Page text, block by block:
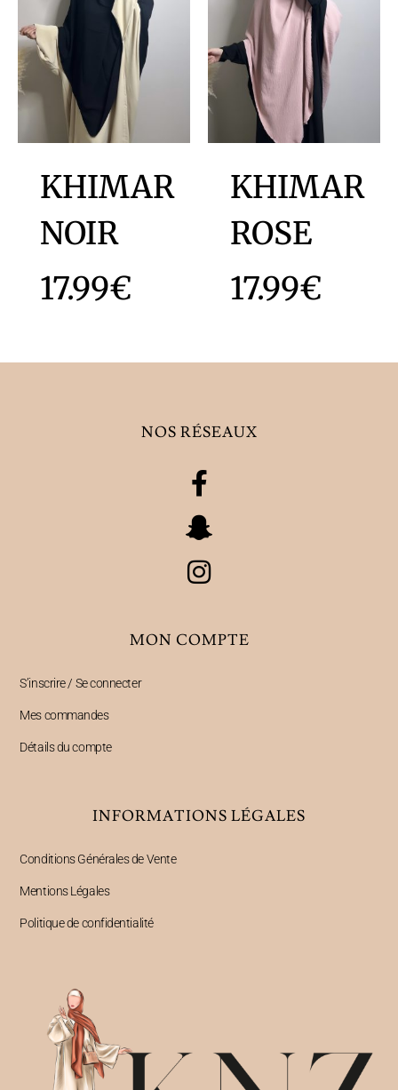
KHIMAR
NOIR
17.99€
KHIMAR
ROSE
17.99€
NOS RÉSEAUX
MON COMPTE
S’inscrire / Se connecter
Mes commandes
Détails du compte
INFORMATIONS LÉGALES
Conditions Générales de Vente
Mentions Légales
Politique de confidentialité